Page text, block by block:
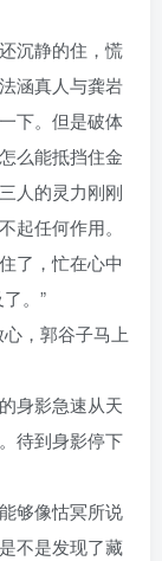
沉静的住，慌
涵真人与龚岩
下。但是破体
么能抵挡住金
人的灵力刚刚
起任何作用。
了，忙在心中
。”
，郭谷子马上
身影急速从天
待到身影停下
够像怙冥所说
不是发现了藏